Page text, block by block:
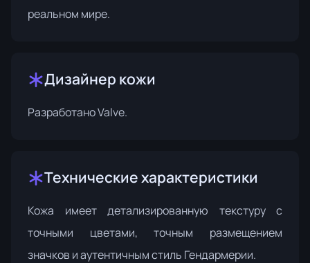
реальном мире.
Дизайнер кожи
РазработаноValve.
Технические характеристики
Кожа имеет детализированную текстуру с
точными цветами, точным размещением
значков и аутентичным стиль Гендармерии.